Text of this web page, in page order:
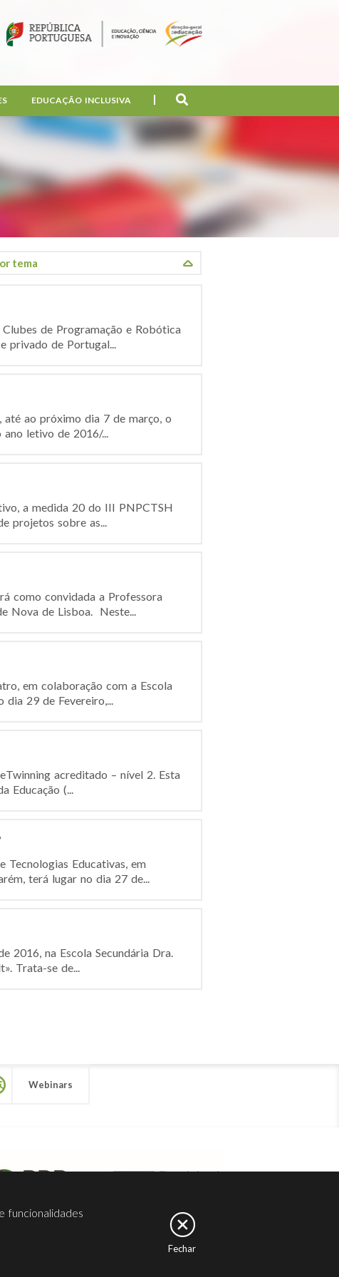
EDUCAÇÃO INCLUSIVA
de Programação e Robótica
privado de Portugal...
ao próximo dia 7 de março, o
letivo de 2016/...
a medida 20 do III PNPCTSH
projetos sobre as...
como convidada a Professora
Nova de Lisboa. Neste...
em colaboração com a Escola
29 de Fevereiro,...
acreditado – nível 2. Esta
Educação (...
Tecnologias Educativas, em
terá lugar no dia 27 de...
2016, na Escola Secundária Dra.
Trata-se de...
Webinars
funcionalidades
Fechar